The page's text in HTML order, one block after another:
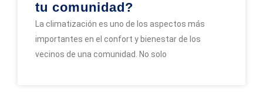
tu comunidad?
La climatización es uno de los aspectos más
importantes en el confort y bienestar de los
vecinos de una comunidad. No solo